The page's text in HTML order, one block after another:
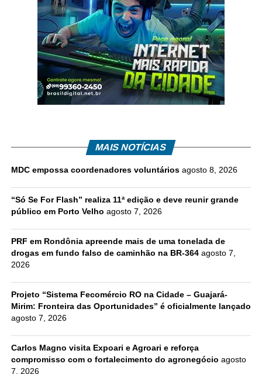
MAIS NOTÍCIAS
MDC empossa coordenadores voluntários agosto 8, 2026
“Só Se For Flash” realiza 11ª edição e deve reunir grande
público em Porto Velho agosto 7, 2026
PRF em Rondônia apreende mais de uma tonelada de
drogas em fundo falso de caminhão na BR-364 agosto 7,
2026
Projeto “Sistema Fecomércio RO na Cidade – Guajará-
Mirim: Fronteira das Oportunidades” é oficialmente lançado
agosto 7, 2026
Carlos Magno visita Expoari e Agroari e reforça
compromisso com o fortalecimento do agronegócio agosto
7, 2026